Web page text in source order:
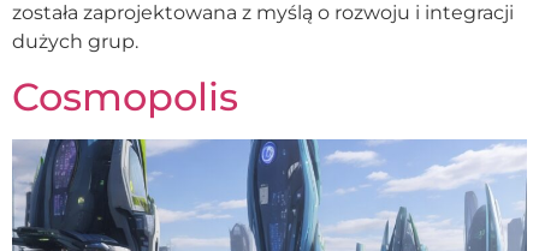
została zaprojektowana z myślą o rozwoju i integracji
dużych grup.
Cosmopolis